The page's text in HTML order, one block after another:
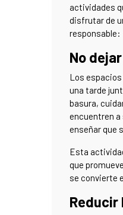
actividades
disfrutar de
responsable:
No
Los
una tarde
basura,
encuentren a
enseñar que
Esta
que
se convierte